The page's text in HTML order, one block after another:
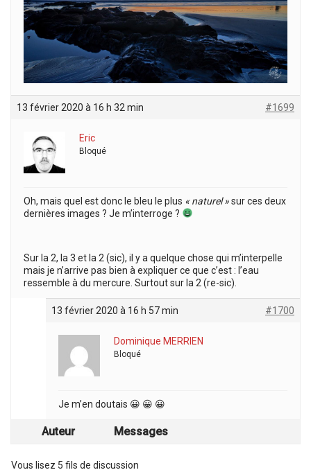
13 février 2020 à 16 h 32 min #1699
Eric
Bloqué
Oh, mais quel est donc le bleu le plus « naturel »sur ces deux
dernières images ? Je m’interroge ?
Sur la 2, la 3 et la 2 (sic), il y a quelque chose qui m’interpelle
mais je n’arrive pas bien à expliquer ce que c’est : l’eau
ressemble à du mercure. Surtout sur la 2 (re-sic).
13 février 2020 à 16 h 57 min #1700
Dominique MERRIEN
Bloqué
Je m’en doutais 😀 😀 😀
Auteur Messages
Vous lisez 5 fils de discussion